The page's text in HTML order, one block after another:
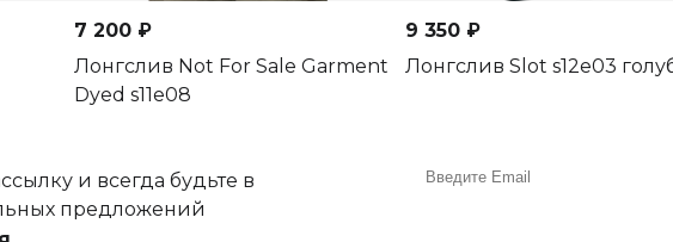
7 200 ₽
Лонгслив Not For Sale Garment
Dyed s11e08
9 350 ₽
Лонгслив Slot s12e03
и всегда будьте в
предложений